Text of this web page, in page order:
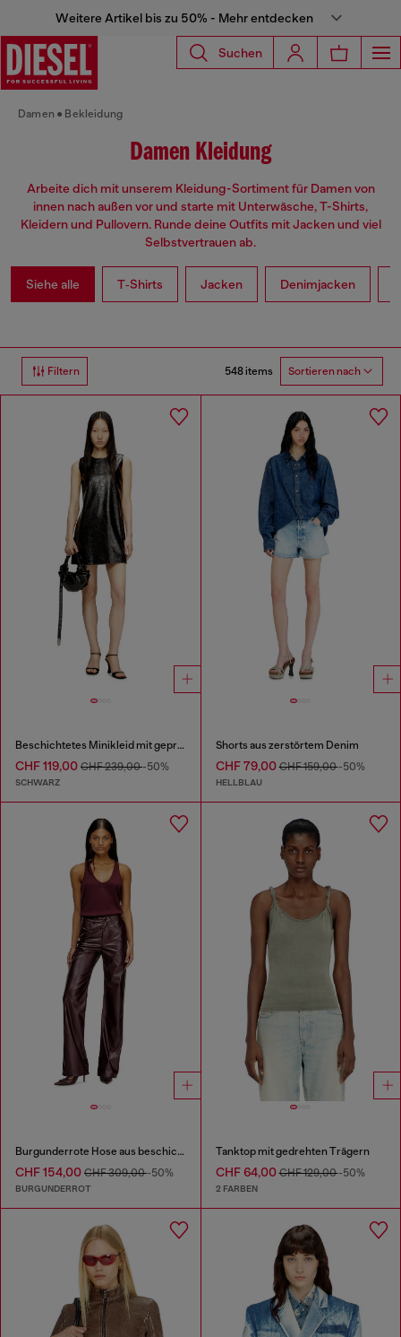
Weitere Artikel bis zu 50% - Mehr entdecken
Suchen
Damen Bekleidung
Damen Kleidung
Arbeite dich mit unserem Kleidung-Sortiment für Damen von
innen nach außen vor und starte mit Unterwäsche, T-Shirts,
Kleidern und Pullovern. Runde deine Outfits mit Jacken und viel
Selbstvertrauen ab.
Siehe alle T‑Shirts Jacken Denimjacken
Filtern 548 items Sortieren nach
Beschichtetes Minikleid mit geprägtem Oval D
CHF 119,00 CHF 239,00-50%
SCHWARZ
Shorts aus zerstörtem Denim
CHF 79,00CHF 159,00-50%
HELLBLAU
Burgunderrote Hose aus beschichtetem Stoff
CHF 154,00 CHF 309,00-50%
BURGUNDERROT
Tanktop mit gedrehten Trägern
CHF 64,00CHF 129,00-50%
2 FARBEN